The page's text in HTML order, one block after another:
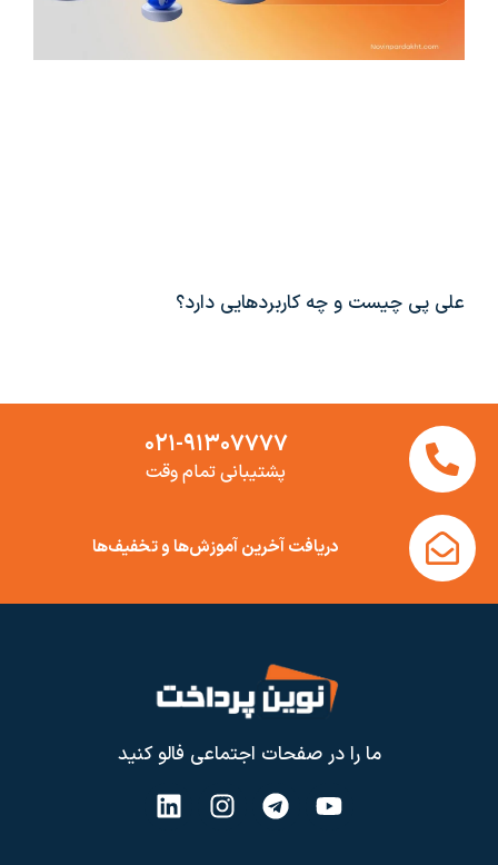
علی پی چیست و چه کاربردهایی دارد؟
۰۲۱-۹۱۳۰۷۷۷۷
پشتیبانی تمام وقت
دریافت آخرین آموزش‌ها و تخفیف‌ها
ما را در صفحات اجتماعی فالو کنید